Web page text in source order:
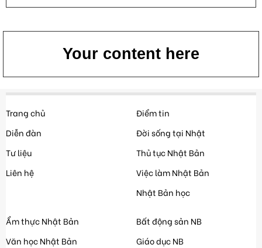
Your content here
Trang chủ
Diễn đàn
Tư liệu
Liên hệ
Điểm tin
Đời sống tại Nhật
Thủ tục Nhật Bản
Việc làm Nhật Bản
Nhật Bản học
Ẩm thực Nhật Bản
Văn học Nhật Bản
Bất động sản NB
Giáo dục NB